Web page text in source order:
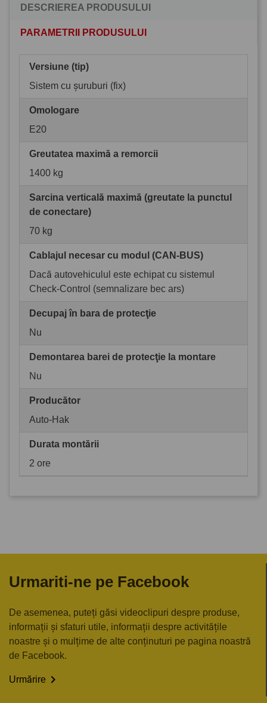
DESCRIEREA PRODUSULUI
PARAMETRII PRODUSULUI
Versiune (tip)
Sistem cu șuruburi (fix)
Omologare
E20
Greutatea maximă a remorcii
1400 kg
Sarcina verticală maximă (greutate la punctul
de conectare)
70 kg
Cablajul necesar cu modul (CAN-BUS)
Dacă autovehiculul este echipat cu sistemul
Check-Control (semnalizare bec ars)
Decupaj în bara de protecţie
Nu
Demontarea barei de protecţie la montare
Nu
Producător
Auto-Hak
Durata montării
2 ore
Urmariti-ne pe Facebook
De asemenea, puteți găsi videoclipuri despre produse,
informații și sfaturi utile, informații despre activitățile
noastre și o mulțime de alte conținuturi pe pagina noastră
de Facebook.
Urmărire 